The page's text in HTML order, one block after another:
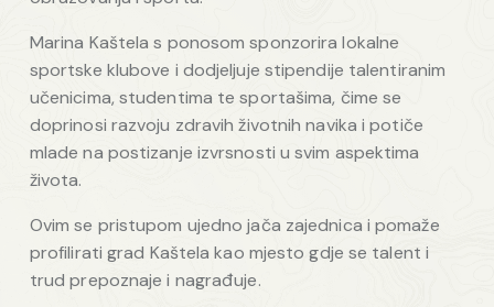
Marina Kaštela s ponosom sponzorira lokalne
sportske klubove i dodjeljuje stipendije talentiranim
učenicima, studentima te sportašima, čime se
doprinosi razvoju zdravih životnih navika i potiče
mlade na postizanje izvrsnosti u svim aspektima
života.
Ovim se pristupom ujedno jača zajednica i pomaže
profilirati grad Kaštela kao mjesto gdje se talent i
trud prepoznaje i nagrađuje.